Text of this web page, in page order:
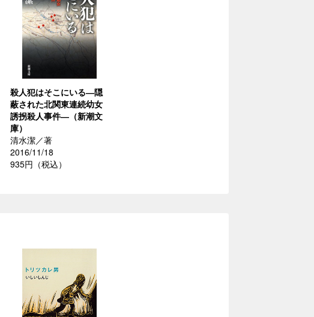
殺人犯はそこにいる―隠
蔽された北関東連続幼女
誘拐殺人事件―（新潮文
庫）
清水潔／著
2016/11/18
935円（税込）